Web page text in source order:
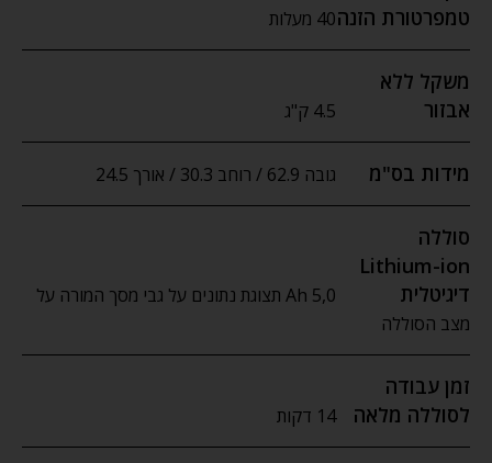
טמפרטורת הזנה40 מעלות
משקל ללא
אבזור
4.5 ק"ג
מידות בס"מ גובה 62.9 / רוחב 30.3 / אורך 24.5
סוללה
Lithium-ion
דיגיטלית
5,0 Ah תצוגת נתונים על גבי מסך המורה על
מצב הסוללה
זמן עבודה
לסוללה מלאה
14 דקות